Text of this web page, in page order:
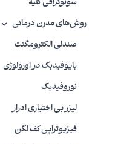
روش‌های مدرن درمانی
صندلی الکترومگنت
بایوفیدبک در اورولوژی
نوروفیدبک
لیزر بی‌ اختیاری ادرار
فیزیوتراپی کف لگن
چه کسانی به عمل
افرادی که به دنبال ترمیم
وارد شده بر واژن هستند تا
زنانی که به سبب سرطان یا
برداشتن واژن (از طریق